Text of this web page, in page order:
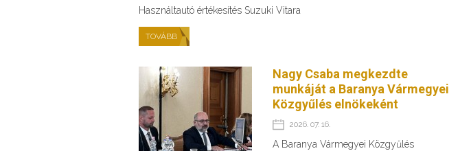
Használtautó értékesítés Suzuki Vitara
TOVÁBB
Nagy Csaba megkezdte
munkáját a Baranya Vármegyei
Közgyűlés elnökeként
2026. 07. 16.
A Baranya Vármegyei Közgyűlés